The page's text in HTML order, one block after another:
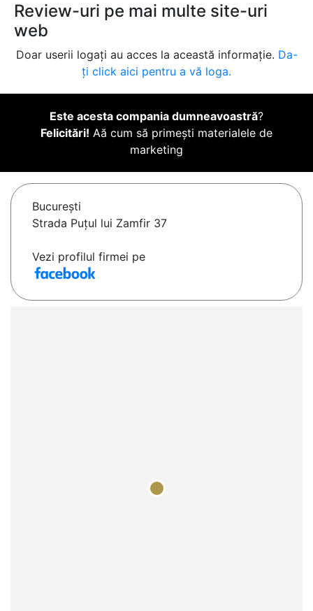
Review-uri pe mai multe site-uri
web
Doar userii logați au acces la această informație. Da-
ți click aici pentru a vă loga.
Este acesta compania dumneavoastră?
Felicitări! Aă cum să primești materialele de
marketing
Bucureşti
Strada Puțul lui Zamfir 37
Vezi profilul firmei pe